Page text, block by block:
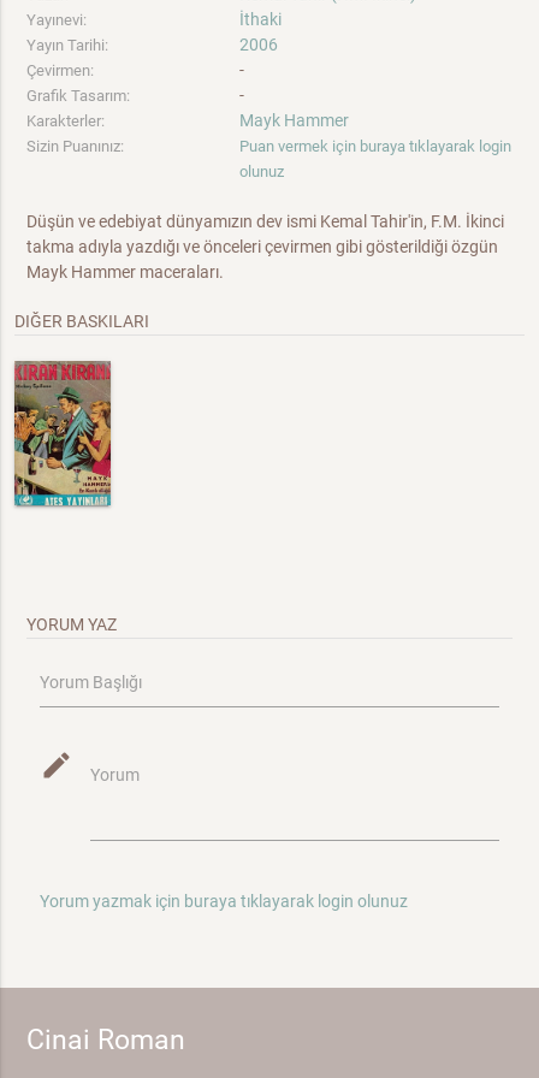
Yayınevi: İthaki
Yayın Tarihi: 2006
Çevirmen: -
Grafik Tasarım: -
Karakterler: Mayk Hammer
Sizin Puanınız:
Puan vermek için buraya tıklayarak login
olunuz
Düşün ve edebiyat dünyamızın dev ismi Kemal Tahir'in, F.M. İkinci
takma adıyla yazdığı ve önceleri çevirmen gibi gösterildiği özgün
Mayk Hammer maceraları.
DIĞER BASKILARI
YORUM YAZ
Yorum Başlığı
mode_edit Yorum
Yorum yazmak için buraya tıklayarak login olunuz
Cinai Roman